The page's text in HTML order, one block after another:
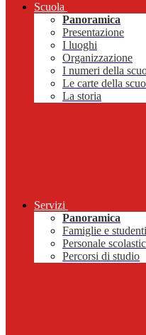
Scuola
Panoramica
Presentazione
I luoghi
Organizzazione
I numeri della
Le carte della
La storia
Servizi
Panoramica
Famiglie e studenti
Personale
Percorsi di studio